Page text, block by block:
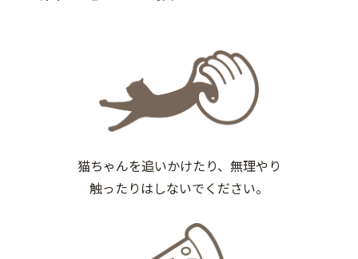
猫ちゃんを追いかけたり、無理やり
触ったりはしないでください。